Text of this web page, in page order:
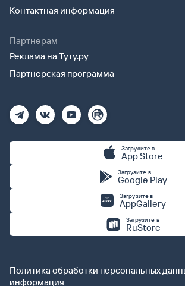
Контактная информация
Партнерам
Реклама на Туту.ру
Партнерская программа
Загрузите в
App Store
Загрузите в
Google Play
Загрузите в
AppGallery
Загрузите в
RuStore
Политика обработки персональных
информация